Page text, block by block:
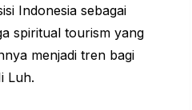
Indonesia sebagai
spiritual tourism yang
menjadi tren bagi
Luh.